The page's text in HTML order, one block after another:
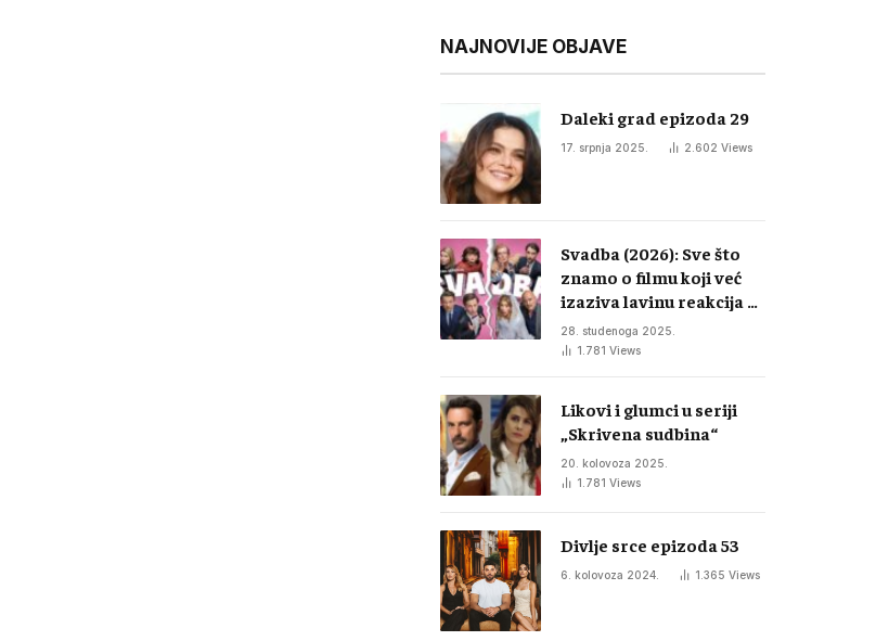
NAJNOVIJE OBJAVE
Daleki grad epizoda 29
17. srpnja 2025. 2.602 Views
Svadba (2026): Sve što
znamo o filmu koji već
izaziva lavinu reakcija u
regiji
28. studenoga 2025.
1.781 Views
Likovi i glumci u seriji
„Skrivena sudbina“
20. kolovoza 2025.
1.781 Views
Divlje srce epizoda 53
6. kolovoza 2024. 1.365 Views